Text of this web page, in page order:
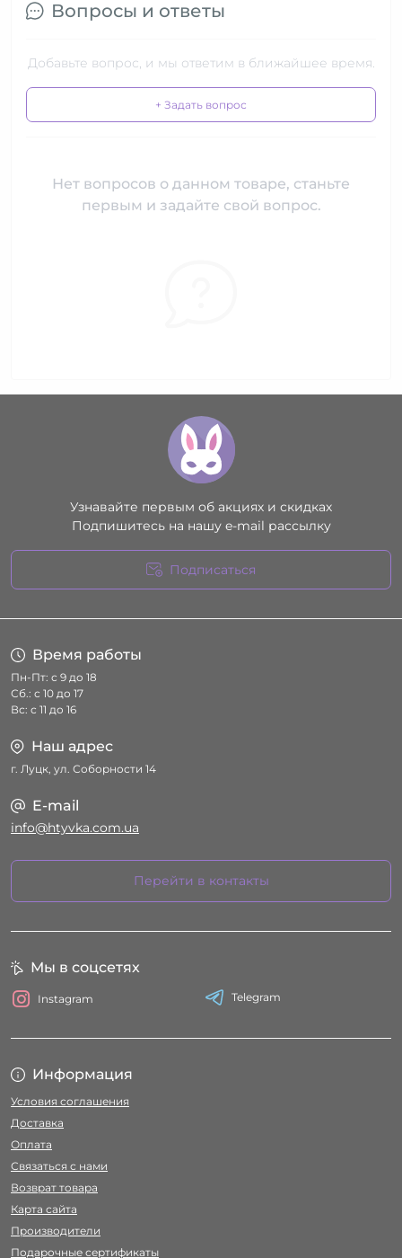
Вопросы и ответы
Добавьте вопрос, и мы ответим в ближайшее время.
+ Задать вопрос
Нет вопросов о данном товаре, станьте
первым и задайте свой вопрос.
Узнавайте первым об акциях и скидках
Подпишитесь на нашу e-mail рассылку
Подписаться
Время работы
Пн-Пт: с 9 до 18
Сб.: с 10 до 17
Вс: с 11 до 16
Наш адрес
г. Луцк, ул. Соборности 14
E-mail
info@htyvka.com.ua
Перейти в контакты
Информация
Условия соглашения
Доставка
Оплата
Связаться с нами
Возврат товара
Карта сайта
Производители
Подарочные сертификаты
Мы в соцсетях
Instagram Telegram